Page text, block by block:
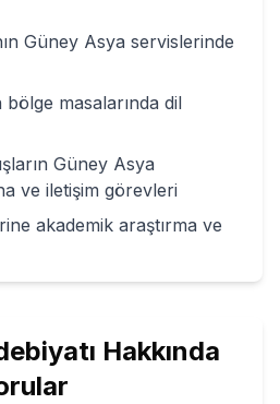
Güney Asya servislerinde
bölge masalarında dil
Güney Asya
ve iletişim görevleri
akademik araştırma ve
Hakkında